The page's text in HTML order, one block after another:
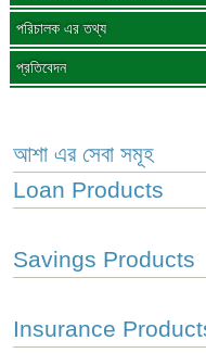
পরিচালক এর তথ্য
প্রতিবেদন
আশা এর সেবা সমূহ
Loan Products
Savings Products
Insurance